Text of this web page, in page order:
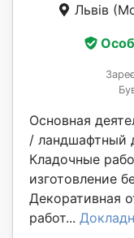
Львів
Основная
/ ландшафтный
Кладочные
изготовление
Декоративная
работ...